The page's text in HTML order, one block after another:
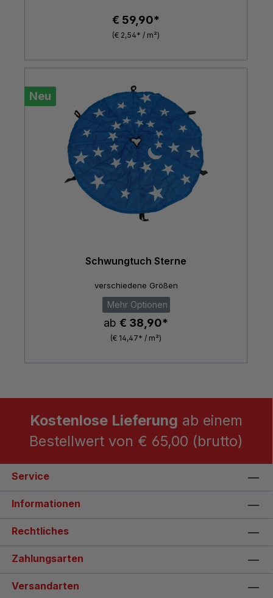
€ 59,90*
(€ 2,54* / m²)
Neu
Schwungtuch Sterne
verschiedene Größen
Mehr Optionen
ab € 38,90*
(€ 14,47* / m²)
Kostenlose Lieferung ab einem
Bestellwert von € 65,00 (brutto)
Service
Informationen
Rechtliches
Zahlungsarten
Versandarten